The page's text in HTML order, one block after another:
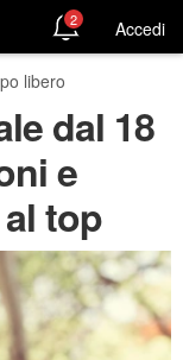
2 Accedi
libero
dal 18
e
top